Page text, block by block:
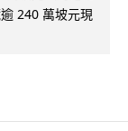
240 萬坡元現